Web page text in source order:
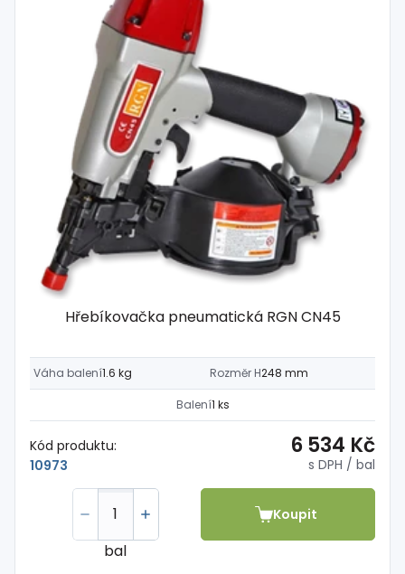
Hřebíkovačka pneumatická RGN CN45
Váha balení1.6 kg Rozměr H248 mm
Balení1 ks
Kód produktu:
10973
6 534 Kč
s DPH / bal
bal
Koupit